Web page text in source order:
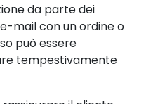
da parte dei
mail con un ordine o
può essere
tempestivamente